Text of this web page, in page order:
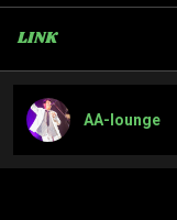
LINK
AA-lounge